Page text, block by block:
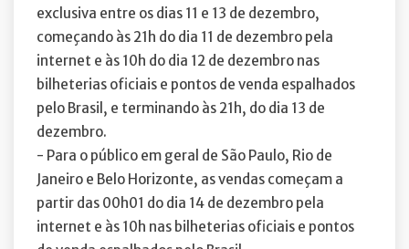
exclusiva entre os dias 11 e 13 de dezembro,
começando às 21h do dia 11 de dezembro pela
internet e às 10h do dia 12 de dezembro nas
bilheterias oficiais e pontos de venda espalhados
pelo Brasil, e terminando às 21h, do dia 13 de
dezembro.
- Para o público em geral de São Paulo, Rio de
Janeiro e Belo Horizonte, as vendas começam a
partir das 00h01 do dia 14 de dezembro pela
internet e às 10h nas bilheterias oficiais e pontos